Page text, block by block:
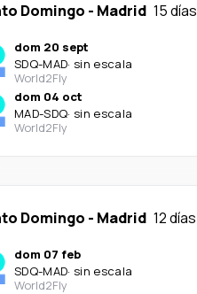
Domingo - Madrid 15 días
dom 20 sept
SDQ-MAD· sin escala
World2Fly
dom 04 oct
MAD-SDQ· sin escala
World2Fly
Domingo - Madrid 12 días
dom 07 feb
SDQ-MAD· sin escala
World2Fly